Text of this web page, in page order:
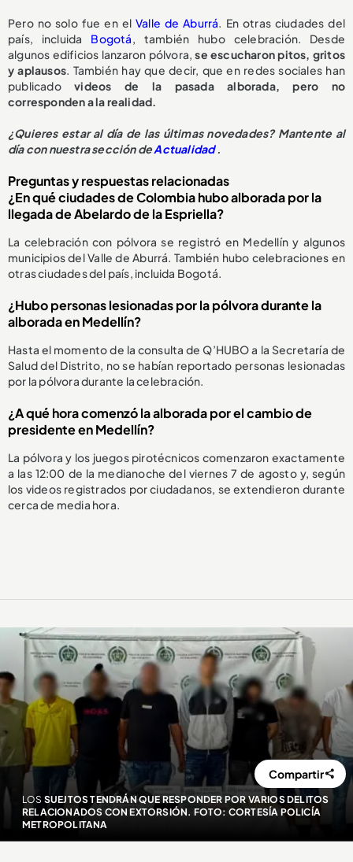
Pero no solo fue en el Valle de Aburrá. En otras ciudades del
país, incluida Bogotá, también hubo celebración. Desde
algunos edificios lanzaron pólvora,se escucharon pitos, gritos
y aplausos. También hay que decir, que en redes sociales han
publicadovideos de la pasada alborada, pero no
corresponden a la realidad.
¿Quieres estar al día de las últimas novedades? Mantente al
día con nuestra sección deActualidad.
Preguntas y respuestas relacionadas
¿En qué ciudades de Colombia hubo alborada por la
llegada de Abelardo de la Espriella?
La celebración con pólvora se registró en Medellín y algunos
municipios del Valle de Aburrá. También hubo celebraciones en
otras ciudades del país, incluida Bogotá.
¿Hubo personas lesionadas por la pólvora durante la
alborada en Medellín?
Hasta el momento de la consulta de Q’HUBO a la Secretaría de
Salud del Distrito, no se habían reportado personas lesionadas
por la pólvora durante la celebración.
¿A qué hora comenzó la alborada por el cambio de
presidente en Medellín?
La pólvora y los juegos pirotécnicos comenzaron exactamente
a las 12:00 de la medianoche del viernes 7 de agosto y, según
los videos registrados por ciudadanos, se extendieron durante
cerca de media hora.
LOS SUEJTOS TENDRÁN QUE RESPONDER POR VARIOS DELITOS
RELACIONADOS CON EXTORSIÓN. FOTO: CORTESÍA POLICÍA
METROPOLITANA
Compartir